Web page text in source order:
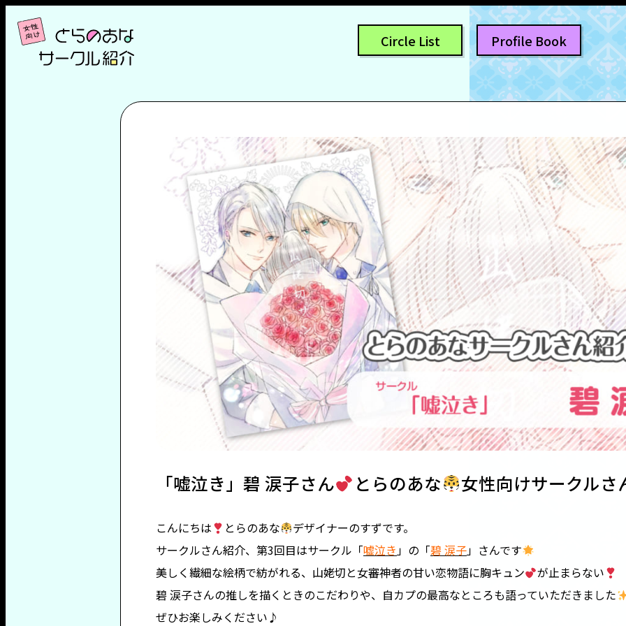
Circle List Profile Book
「嘘泣き」碧 涙子さん とらのあな 女性向けサークルさ
こんにちは とらのあな
デザイナーのすずです。
サークルさん紹介、第3回目はサークル「嘘泣き」の「碧 涙子」さんです
美しく繊細な絵柄で紡がれる、山姥切と女審神者の甘い恋物語に胸キュン
が止まらない
碧 涙子さんの推しを描くときのこだわりや、自カプの最高なところも語っていただきました
ぜひお楽しみください♪